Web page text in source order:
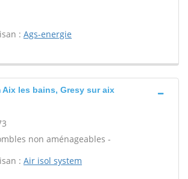
: Ags-energie
les bains, Gresy sur aix
non aménageables -
: Air isol system